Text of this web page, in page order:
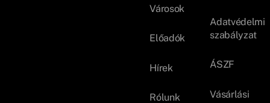
Városok
Előadók
Hírek
Rólunk
Adatvédelmi
szabályzat
ÁSZF
Vásárlási